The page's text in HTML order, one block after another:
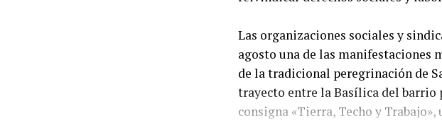
Las organizaciones sociales y
agosto una de las manifestaciones
de la tradicional peregrinación de
trayecto entre la Basílica del barrio
consigna «Tierra, Techo y